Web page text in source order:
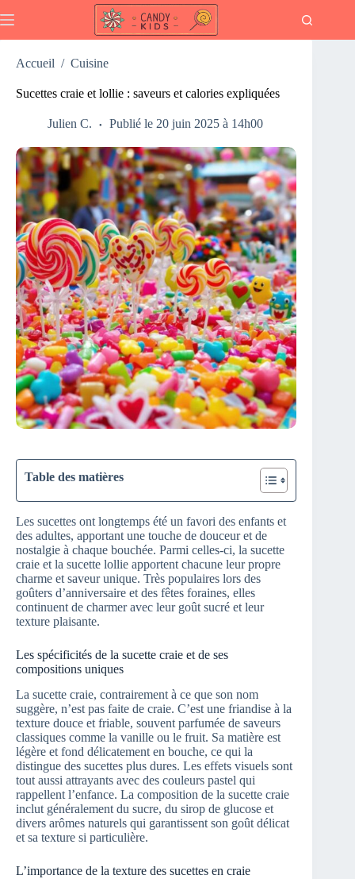
au
Accueil / Cuisine
Sucettes craie et lollie : saveurs et calories expliquées
Julien C. Publié le 20 juin 2025 à 14h00
Table des matières
Les sucettes ont longtemps été un favori des enfants et
des adultes, apportant une touche de douceur et de
nostalgie à chaque bouchée. Parmi celles-ci, la sucette
craie et la sucette lollie apportent chacune leur propre
charme et saveur unique. Très populaires lors des
goûters d’anniversaire et des fêtes foraines, elles
continuent de charmer avec leur goût sucré et leur
texture plaisante.
Les spécificités de la sucette craie et de ses
compositions uniques
La sucette craie, contrairement à ce que son nom
suggère, n’est pas faite de craie. C’est une friandise à la
texture douce et friable, souvent parfumée de saveurs
classiques comme la vanille ou le fruit. Sa matière est
légère et fond délicatement en bouche, ce qui la
distingue des sucettes plus dures. Les effets visuels sont
tout aussi attrayants avec des couleurs pastel qui
rappellent l’enfance. La composition de la sucette craie
inclut généralement du sucre, du sirop de glucose et
divers arômes naturels qui garantissent son goût délicat
et sa texture si particulière.
L’importance de la texture des sucettes en craie